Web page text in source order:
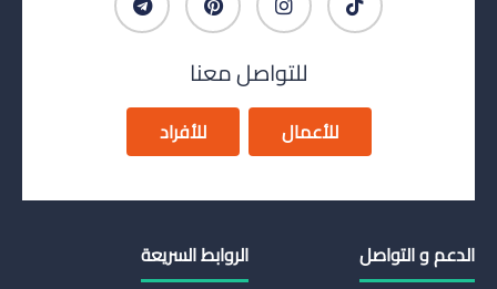
للتواصل معنا
للأعمال للأفراد
الدعم و التواصل الروابط السريعة